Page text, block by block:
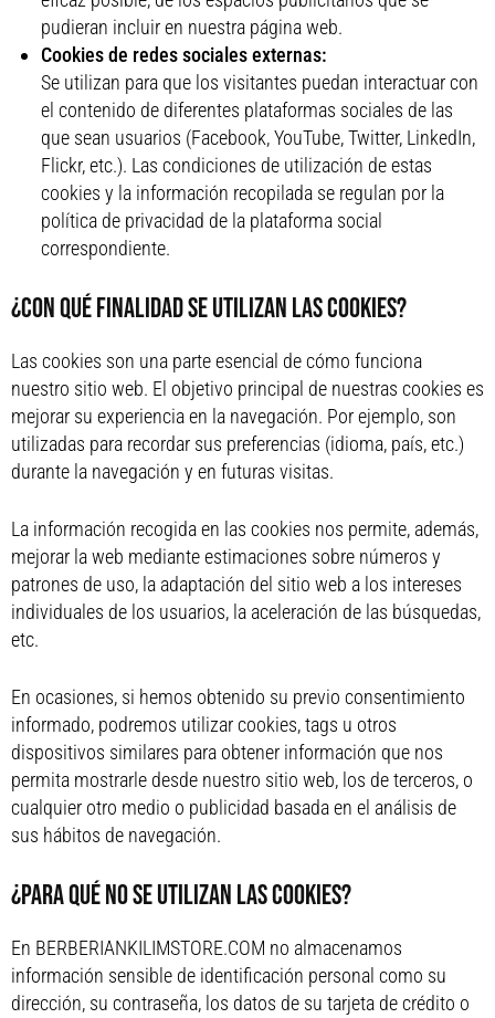
pudieran incluir en nuestra página web.
Cookies de redes sociales externas:
Se utilizan para que los visitantes puedan interactuar con
el contenido de diferentes plataformas sociales de las
que sean usuarios (Facebook, YouTube, Twitter, LinkedIn,
Flickr, etc.). Las condiciones de utilización de estas
cookies y la información recopilada se regulan por la
política de privacidad de la plataforma social
correspondiente.
¿CON QUÉ FINALIDAD SE UTILIZAN LAS COOKIES?
Las cookies son una parte esencial de cómo funciona
nuestro sitio web. El objetivo principal de nuestras cookies es
mejorar su experiencia en la navegación. Por ejemplo, son
utilizadas para recordar sus preferencias (idioma, país, etc.)
durante la navegación y en futuras visitas.
La información recogida en las cookies nos permite, además,
mejorar la web mediante estimaciones sobre números y
patrones de uso, la adaptación del sitio web a los intereses
individuales de los usuarios, la aceleración de las búsquedas,
etc.
En ocasiones, si hemos obtenido su previo consentimiento
informado, podremos utilizar cookies, tags u otros
dispositivos similares para obtener información que nos
permita mostrarle desde nuestro sitio web, los de terceros, o
cualquier otro medio o publicidad basada en el análisis de
sus hábitos de navegación.
¿PARA QUÉ NO SE UTILIZAN LAS COOKIES?
En BERBERIANKILIMSTORE.COM no almacenamos
información sensible de identificación personal como su
dirección, su contraseña, los datos de su tarjeta de crédito o